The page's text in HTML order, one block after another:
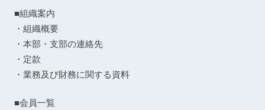
■組織案内
・組織概要
・本部・支部の連絡先
・定款
・業務及び財務に関する資料
■会員一覧